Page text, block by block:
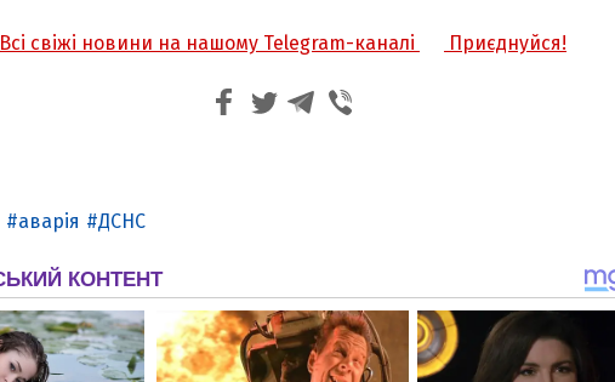
Всі свіжі новини на нашому Telegram-каналі Приєднуйся!
аварія ДСНС